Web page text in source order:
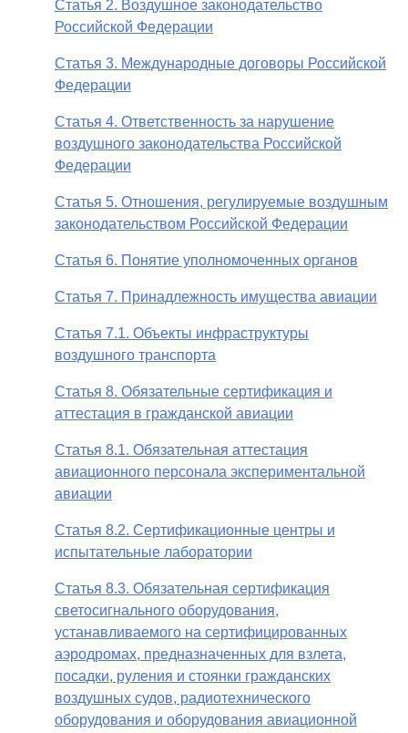
Статья 2. Воздушное законодательство
Российской Федерации
Статья 3. Международные договоры Российской
Федерации
Статья 4. Ответственность за нарушение
воздушного законодательства Российской
Федерации
Статья 5. Отношения, регулируемые воздушным
законодательством Российской Федерации
Статья 6. Понятие уполномоченных органов
Статья 7. Принадлежность имущества авиации
Статья 7.1. Объекты инфраструктуры
воздушного транспорта
Статья 8. Обязательные сертификация и
аттестация в гражданской авиации
Статья 8.1. Обязательная аттестация
авиационного персонала экспериментальной
авиации
Статья 8.2. Сертификационные центры и
испытательные лаборатории
Статья 8.3. Обязательная сертификация
светосигнального оборудования,
устанавливаемого на сертифицированных
аэродромах, предназначенных для взлета,
посадки, руления и стоянки гражданских
воздушных судов, радиотехнического
оборудования и оборудования авиационной